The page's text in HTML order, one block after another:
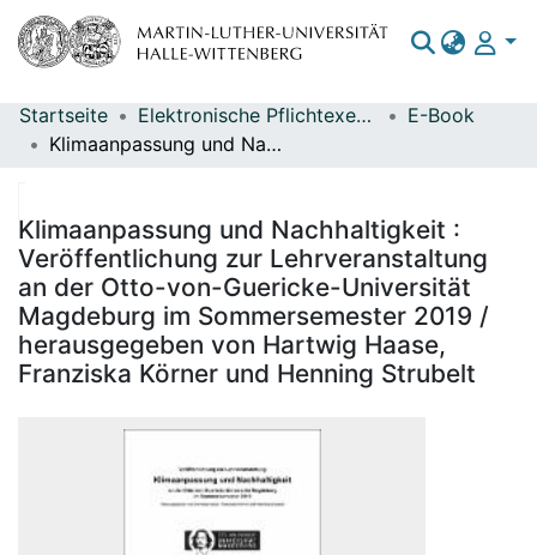
Bereiche & Sammlungen
Statistiken
Startseite Elektronische Pflichtexemplare
E-Book
Klimaanpassung und Nachhaltigkeit : Veröffentlichung zur Lehrveranstaltung an der Otto-von-Guericke-Universität Magdeburg im Sommersemester 2019 / herausgegeben von Hartwig Haase, Franziska Körner und Henning Strubelt
Klimaanpassung und Nachhaltigkeit :
Veröffentlichung zur Lehrveranstaltung
an der Otto-von-Guericke-Universität
Magdeburg im Sommersemester 2019 /
herausgegeben von Hartwig Haase,
Franziska Körner und Henning Strubelt